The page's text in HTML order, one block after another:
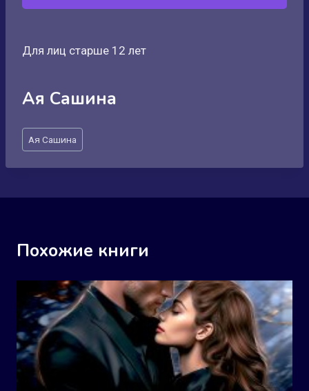
Для лиц старше 12 лет
Ая Сашина
Метки
записи:
Ая Сашина
Похожие книги